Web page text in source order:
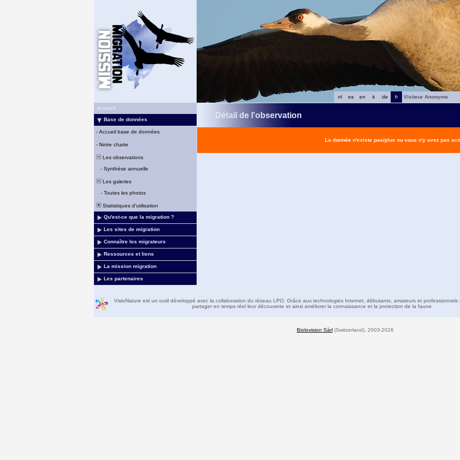
fr
de
it
en
es
nl
Visiteur Anonyme
Accueil
Base de données
- Accueil base de données
- Notre charte
Les observations
- Synthèse annuelle
Les galeries
- Toutes les photos
Statistiques d'utilisation
Qu'est-ce que la migration ?
Les sites de migration
Connaître les migrateurs
Ressources et liens
La mission migration
Les partenaires
Détail de l'observation
La donnée n'existe pas/plus ou vous n'y avez pas
VisioNature est un outil développé avec la collaboration du réseau LPO. Grâce aux technologies Internet, débutants, amateurs et professionnels
partager en temps réel leur découverte et ainsi améliorer la connaissance et la protection de la faune
Biolovision Sàrl (Switzerland), 2003-2026